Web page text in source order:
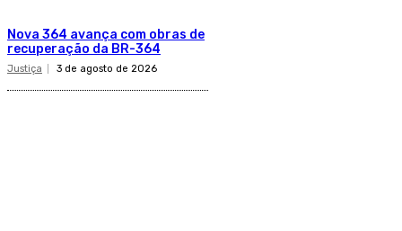
​Nova 364 avança com obras de
recuperação da BR-364​
Justiça 3 de agosto de 2026